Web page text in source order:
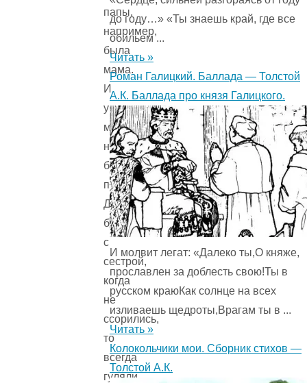
папы,
например,
была
мама.
И
у
мамы,
например,
был
папа.
Даже
брат
с
сестрой,
когда
не
ссорились,
то
всегда
гуляли
до году…» «Ты знаешь край, где все
обильем ...
Читать »
Роман Галицкий. Баллада — Толстой
А.К. Баллада про князя Галицкого.
И молвит легат: «Далеко ты,О княже,
прославлен за доблесть свою!Ты в
русском краюКак солнце на всех
изливаешь щедроты,Врагам ты в ...
Читать »
Колокольчики мои. Сборник стихов —
Толстой А.К.